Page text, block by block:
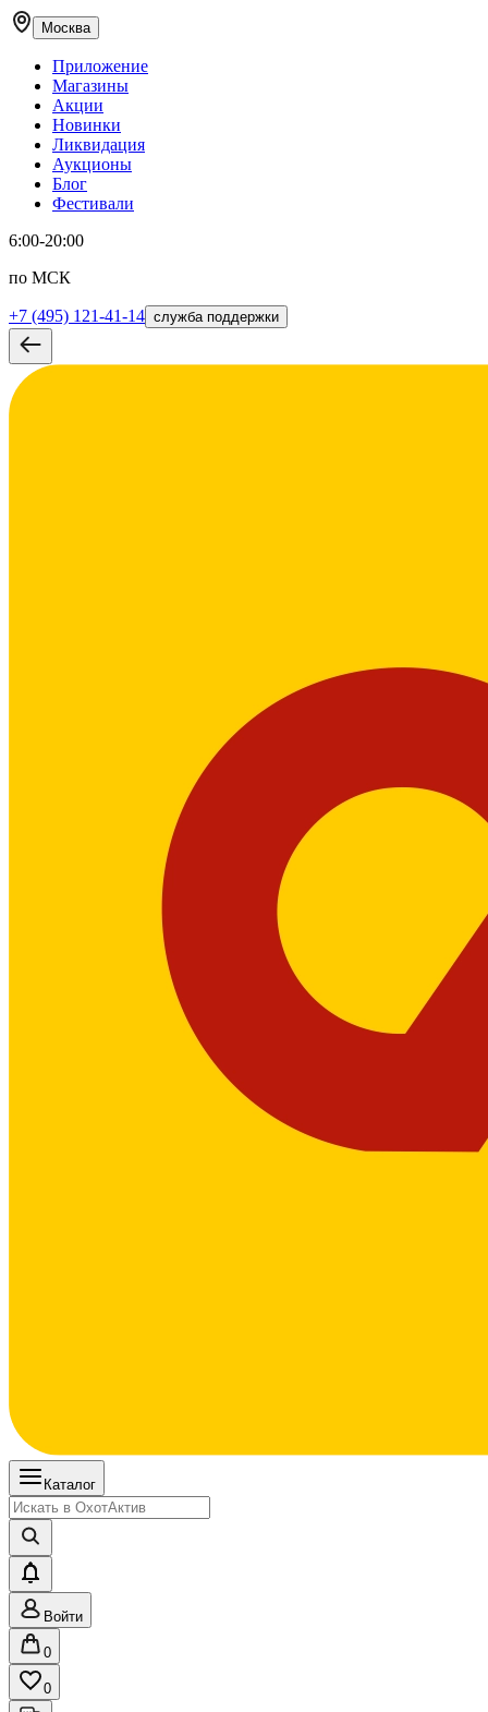
Москва
Приложение
Магазины
Акции
Новинки
Ликвидация
Аукционы
Блог
Фестивали
6:00-20:00
по МСК
+7 (495) 121-41-14 служба поддержки
Каталог
Войти
0
0